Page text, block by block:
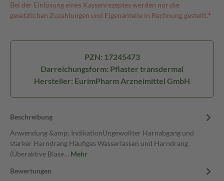
Bei der Einlösung eines Kassenrezeptes werden nur die
gesetzlichen Zuzahlungen und Eigenanteile in Rechnung gestellt.⁴
PZN: 17245473
Darreichungsform: Pflaster transdermal
Hersteller: EurimPharm Arzneimittel GmbH
Beschreibung
Anwendung &amp; IndikationUngewollter Harnabgang und
starker Harndrang Häufiges Wasserlassen und Harndrang
(Überaktive Blase… Mehr
Bewertungen